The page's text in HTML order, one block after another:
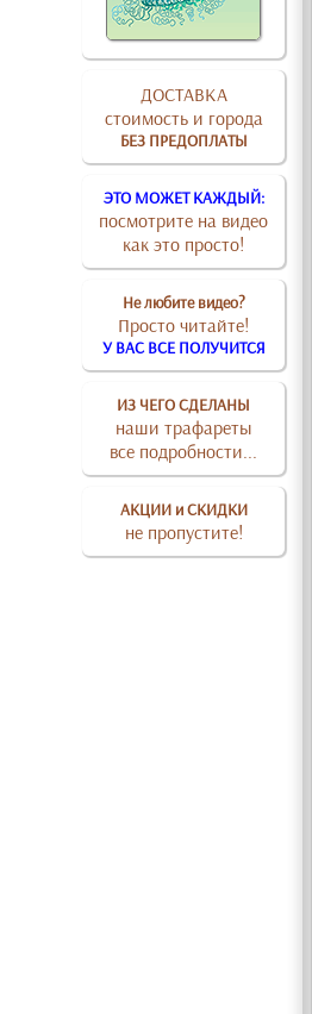
ДОСТАВКА
стоимость и города
БЕЗ ПРЕДОПЛАТЫ
ЭТО МОЖЕТ КАЖДЫЙ:
посмотрите на видео
как это просто!
Не любите видео?
Просто читайте!
У ВАС ВСЕ ПОЛУЧИТСЯ
ИЗ ЧЕГО СДЕЛАНЫ
наши трафареты
все подробности...
АКЦИИ и СКИДКИ
не пропустите!